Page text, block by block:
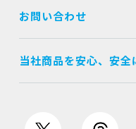
お問い合わせ
当社商品を安心、安